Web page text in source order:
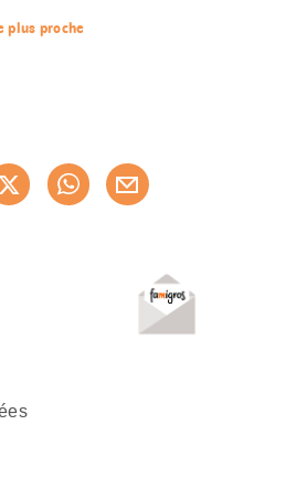
plus proche
Recommander maintenant